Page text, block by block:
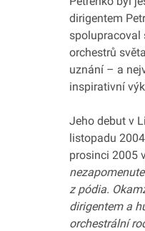
dirigentem
spolupracoval
orchestrů
uznání – a
inspirativní
Jeho debut v
listopadu
prosinci 2005
z pódia.
dirigentem a
orchestrální